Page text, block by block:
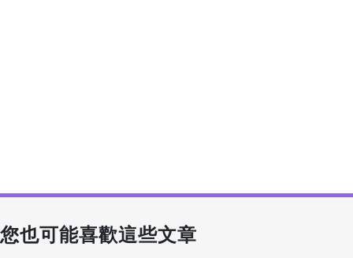
您也可能喜歡這些文章